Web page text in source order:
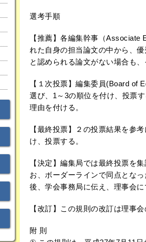
選考手順
【推薦】各編集幹事（
れた自身の担当論文の中から、
と認められる論文がない場合も
【１次投票】編集委員(Board of
選び、1～3の順位を付け、投票
理由を付ける。
【最終投票】２の投票結果を参
け、投票する。
【決定】編集局では最終投票を
お、ボーダーラインで同点とな
後、学会事務局に伝え、理事会に
【改訂】この規則の改訂は理事
附 則